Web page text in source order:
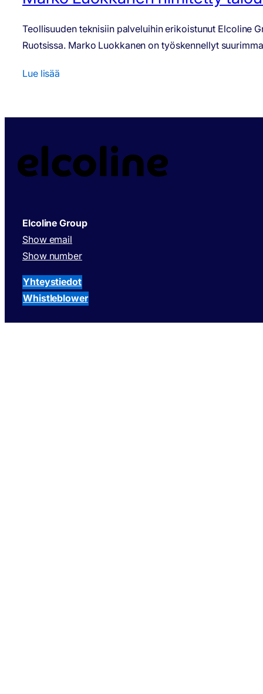
Teollisuuden teknisiin palveluihin erikoistunut Elcoline
Ruotsissa. Marko Luokkanen on työskennellyt
Lue lisää
Elcoline Group
Show email
Show number
Yhteystiedot
Whistleblower